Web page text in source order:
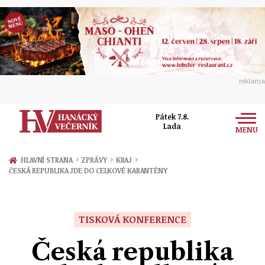
reklama
Pátek 7.8.
Lada
MENU
Zprávy
Přerov
Ekonomika
Hudba
Ženy
Sport
HLAVNÍ STRANA › ZPRÁVY › KRAJ ›
ČESKÁ REPUBLIKA JDE DO CELKOVÉ KARANTÉNY
TISKOVÁ KONFERENCE
Česká republika